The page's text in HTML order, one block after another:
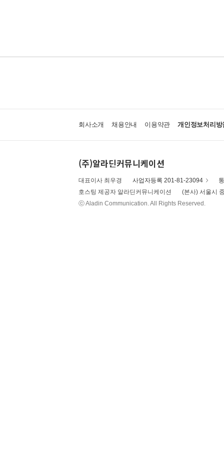
회사소개 채용안내 이용약관 개인정보처리방
(주)알라딘커뮤니케이션
대표이사 최우경 사업자등록 201-81-23094
호스팅 제공자 알라딘커뮤니케이션
(본사) 서울시
ⓒ Aladin Communication. All Rights Reserved.